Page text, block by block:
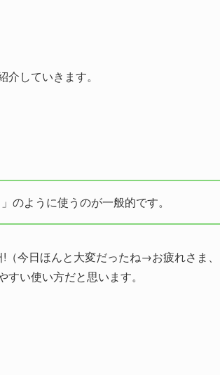
していきます。
のように使うのが一般的です。
今日ほんと大変だったね→お疲れさま
い使い方だと思います。